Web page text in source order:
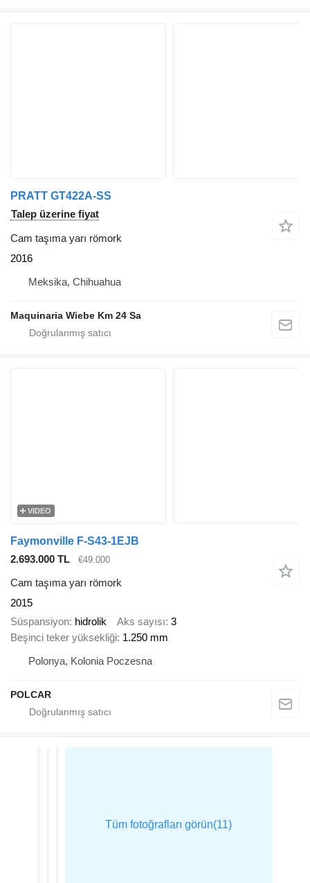
PRATT GT422A-SS
Talep üzerine fiyat
Cam taşıma yarı römork
2016
Meksika, Chihuahua
Maquinaria Wiebe Km 24 Sa
VIDEO
Faymonville F-S43-1EJB
2.693.000 TL
€49.000
Cam taşıma yarı römork
2015
Süspansiyon hidrolik Aks sayısı 3
Beşinci teker yüksekliği 1.250 mm
Polonya, Kolonia Poczesna
POLCAR